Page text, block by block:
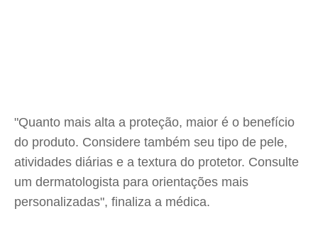
"Quanto mais alta a proteção, maior é o benefício
do produto. Considere também seu tipo de pele,
atividades diárias e a textura do protetor. Consulte
um dermatologista para orientações mais
personalizadas", finaliza a médica.